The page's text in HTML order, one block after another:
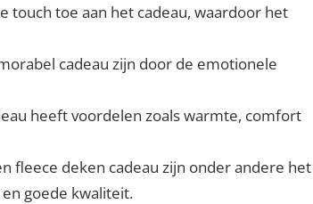
touch toe aan het cadeau, waardoor het
cadeau zijn door de emotionele
heeft voordelen zoals warmte, comfort
fleece deken cadeau zijn onder andere het
goede kwaliteit.